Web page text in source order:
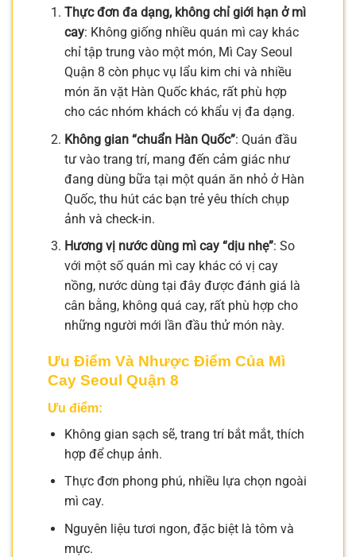
Thực đơn đa dạng, không chỉ giới hạn ở mì
cay: Không giống nhiều quán mì cay khác
chỉ tập trung vào một món, Mì Cay Seoul
Quận 8 còn phục vụ lẩu kim chi và nhiều
món ăn vặt Hàn Quốc khác, rất phù hợp
cho các nhóm khách có khẩu vị đa dạng.
Không gian “chuẩn Hàn Quốc”: Quán đầu
tư vào trang trí, mang đến cảm giác như
đang dùng bữa tại một quán ăn nhỏ ở Hàn
Quốc, thu hút các bạn trẻ yêu thích chụp
ảnh và check-in.
Hương vị nước dùng mì cay “dịu nhẹ”: So
với một số quán mì cay khác có vị cay
nồng, nước dùng tại đây được đánh giá là
cân bằng, không quá cay, rất phù hợp cho
những người mới lần đầu thử món này.
Ưu Điểm Và Nhược Điểm Của Mì
Cay Seoul Quận 8
Ưu điểm:
Không gian sạch sẽ, trang trí bắt mắt, thích
hợp để chụp ảnh.
Thực đơn phong phú, nhiều lựa chọn ngoài
mì cay.
Nguyên liệu tươi ngon, đặc biệt là tôm và
mực.